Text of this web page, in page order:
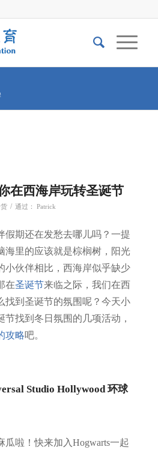
在西海岸玩转圣诞节
/ 通过： Patrick
假期还在发愁去哪儿吗？一提
海里的应该就是棕榈树，阳光
小伙伴相比，西海岸似乎缺少
在圣诞节来临之际，我们在西
找到圣诞节的氛围呢？今天小
找到冬日氛围的几项活动，
攻略吧。
Studio Hollywood 环球
啦！快来加入Hogwarts一起